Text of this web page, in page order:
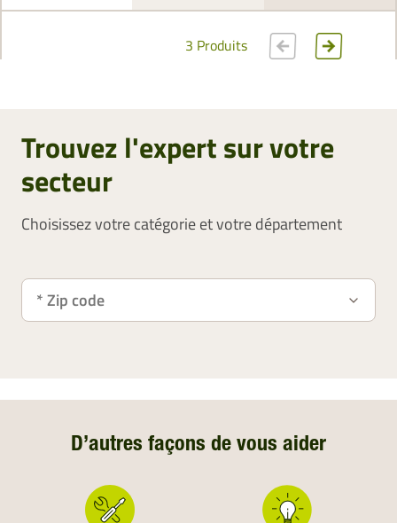
3 Produits
Trouvez l'expert sur votre
secteur
Choisissez votre catégorie et votre département
D’autres façons de vous aider